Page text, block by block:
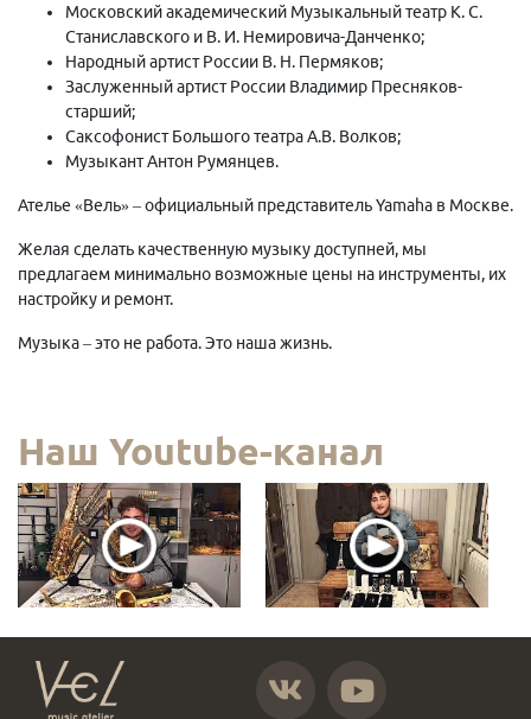
Московский академический Музыкальный театр К. С.
Станиславского и В. И. Немировича-Данченко;
Народный артист России В. Н. Пермяков;
Заслуженный артист России Владимир Пресняков-
старший;
Саксофонист Большого театра А.В. Волков;
Музыкант Антон Румянцев.
Ателье «Вель» – официальный представитель Yamaha в Москве.
Желая сделать качественную музыку доступней, мы
предлагаем минимально возможные цены на инструменты, их
настройку и ремонт.
Музыка – это не работа. Это наша жизнь.
Наш Youtube-канал